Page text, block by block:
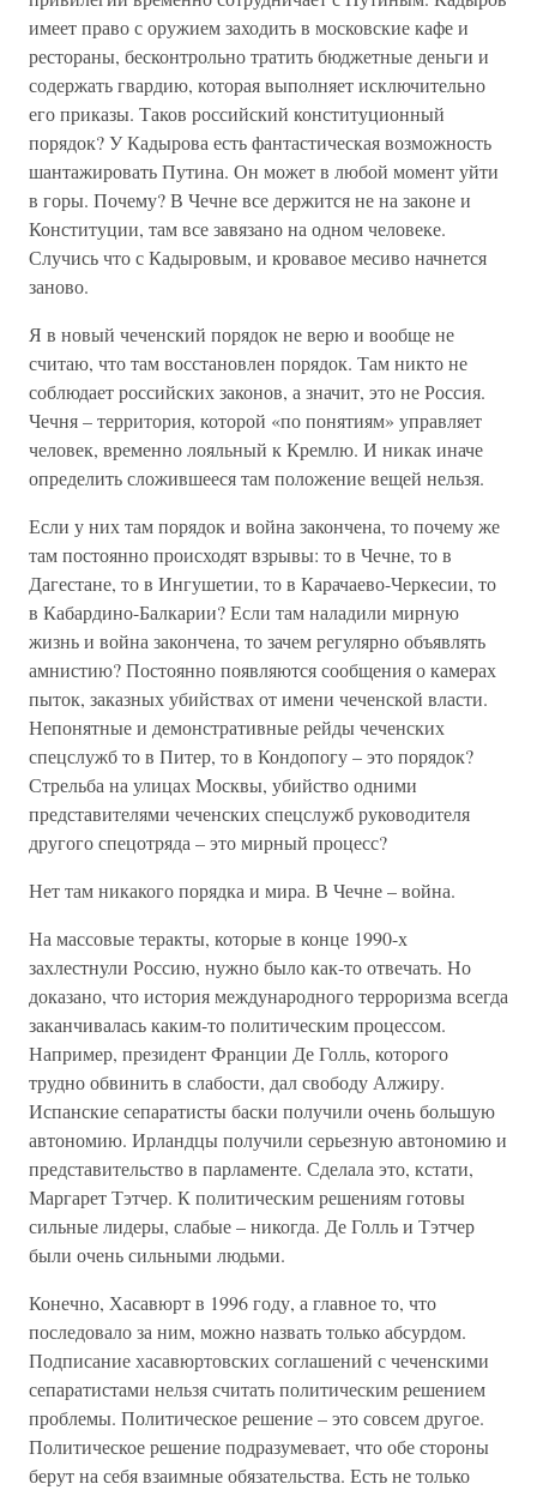
имеет право с оружием заходить в московские кафе и
рестораны, бесконтрольно тратить бюджетные деньги и
содержать гвардию, которая выполняет исключительно
его приказы. Таков российский конституционный
порядок? У Кадырова есть фантастическая возможность
шантажировать Путина. Он может в любой момент уйти
в горы. Почему? В Чечне все держится не на законе и
Конституции, там все завязано на одном человеке.
Случись что с Кадыровым, и кровавое месиво начнется
заново.
Я в новый чеченский порядок не верю и вообще не
считаю, что там восстановлен порядок. Там никто не
соблюдает российских законов, а значит, это не Россия.
Чечня – территория, которой «по понятиям» управляет
человек, временно лояльный к Кремлю. И никак иначе
определить сложившееся там положение вещей нельзя.
Если у них там порядок и война закончена, то почему же
там постоянно происходят взрывы: то в Чечне, то в
Дагестане, то в Ингушетии, то в Карачаево-Черкесии, то
в Кабардино-Балкарии? Если там наладили мирную
жизнь и война закончена, то зачем регулярно объявлять
амнистию? Постоянно появляются сообщения о камерах
пыток, заказных убийствах от имени чеченской власти.
Непонятные и демонстративные рейды чеченских
спецслужб то в Питер, то в Кондопогу – это порядок?
Стрельба на улицах Москвы, убийство одними
представителями чеченских спецслужб руководителя
другого спецотряда – это мирный процесс?
Нет там никакого порядка и мира. В Чечне – война.
На массовые теракты, которые в конце 1990-х
захлестнули Россию, нужно было как-то отвечать. Но
доказано, что история международного терроризма всегда
заканчивалась каким-то политическим процессом.
Например, президент Франции Де Голль, которого
трудно обвинить в слабости, дал свободу Алжиру.
Испанские сепаратисты баски получили очень большую
автономию. Ирландцы получили серьезную автономию и
представительство в парламенте. Сделала это, кстати,
Маргарет Тэтчер. К политическим решениям готовы
сильные лидеры, слабые – никогда. Де Голль и Тэтчер
были очень сильными людьми.
Конечно, Хасавюрт в 1996 году, а главное то, что
последовало за ним, можно назвать только абсурдом.
Подписание хасавюртовских соглашений с чеченскими
сепаратистами нельзя считать политическим решением
проблемы. Политическое решение – это совсем другое.
Политическое решение подразумевает, что обе стороны
берут на себя взаимные обязательства. Есть не только